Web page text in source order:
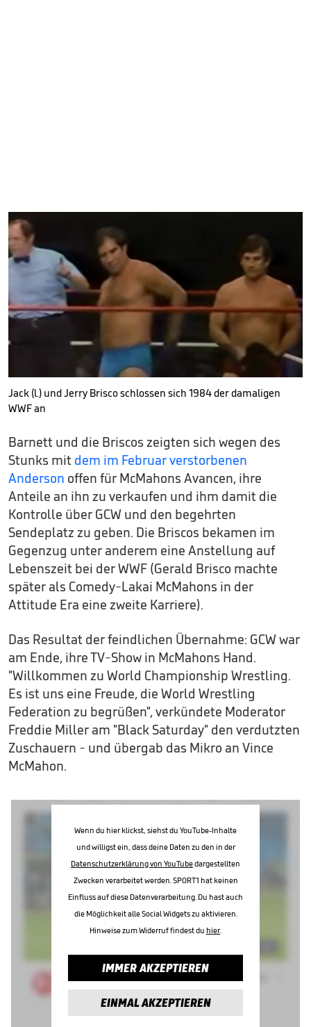
Jack (l.) und Jerry Brisco schlossen sich 1984 der damaligen
WWF an
Barnett und die Briscos zeigten sich wegen des
Stunks mit dem im Februar verstorbenen
Anderson offen für McMahons Avancen, ihre
Anteile an ihn zu verkaufen und ihm damit die
Kontrolle über GCW und den begehrten
Sendeplatz zu geben. Die Briscos bekamen im
Gegenzug unter anderem eine Anstellung auf
Lebenszeit bei der WWF (Gerald Brisco machte
später als Comedy-Lakai McMahons in der
Attitude Era eine zweite Karriere).
Das Resultat der feindlichen Übernahme: GCW war
am Ende, ihre TV-Show in McMahons Hand.
"Willkommen zu World Championship Wrestling.
Es ist uns eine Freude, die World Wrestling
Federation zu begrüßen", verkündete Moderator
Freddie Miller am "Black Saturday" den verdutzten
Zuschauern - und übergab das Mikro an Vince
McMahon.
Wenn du hier klickst, siehst du YouTube-Inhalte
und willigst ein, dass deine Daten zu den in der
Datenschutzerklärung von YouTubedargestellten
Zwecken verarbeitet werden. SPORT1 hat keinen
Einfluss auf diese Datenverarbeitung. Du hast auch
die Möglichkeit alle Social Widgets zu aktivieren.
Hinweise zum Widerruf findest du hier.
IMMER AKZEPTIEREN
EINMAL AKZEPTIEREN